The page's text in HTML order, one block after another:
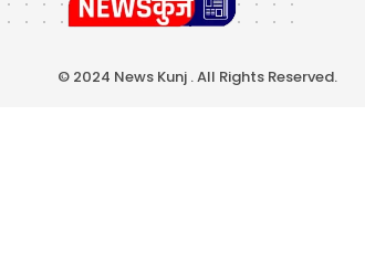
© 2024 News Kunj . All Rights Reserved.